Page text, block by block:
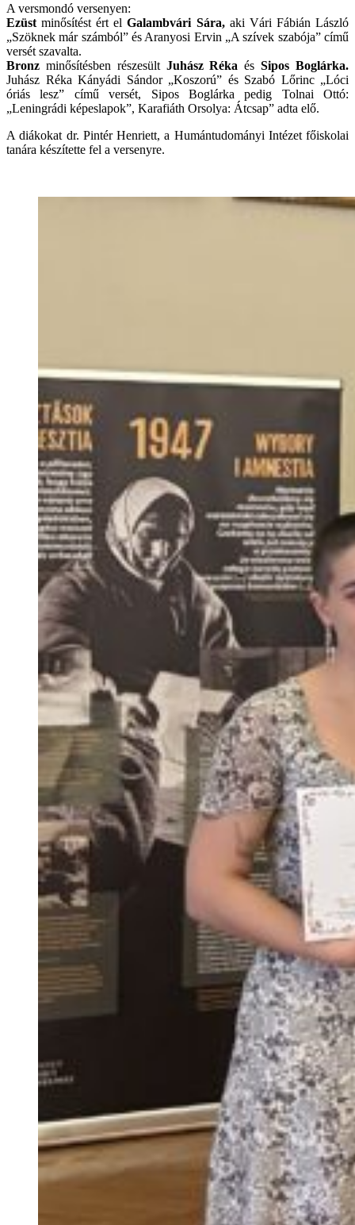
A versmondó versenyen:
Ezüstminősítést ért elGalambvári Sára, aki Vári Fábián László
„Szöknek már számból” és Aranyosi Ervin „A szívek szabója” című
versét szavalta.
Bronz minősítésben részesült Juhász Réka ésSipos Boglárka.
Juhász Réka Kányádi Sándor „Koszorú” és Szabó Lőrinc „Lóci
óriás lesz” című versét, Sipos Boglárka pedig Tolnai Ottó:
„Leningrádi képeslapok”, Karafiáth Orsolya: Átcsap” adta elő.
A diákokat dr. Pintér Henriett, a Humántudományi Intézet főiskolai
tanára készítette fel a versenyre.